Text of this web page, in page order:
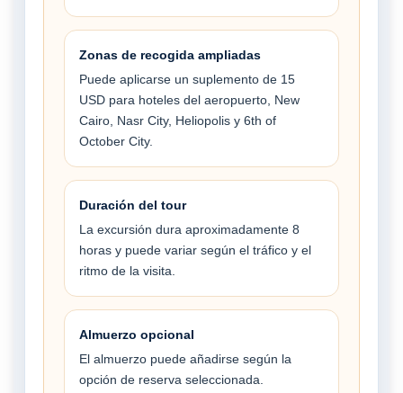
Zonas de recogida ampliadas
Puede aplicarse un suplemento de 15
USD para hoteles del aeropuerto, New
Cairo, Nasr City, Heliopolis y 6th of
October City.
Duración del tour
La excursión dura aproximadamente 8
horas y puede variar según el tráfico y el
ritmo de la visita.
Almuerzo opcional
El almuerzo puede añadirse según la
opción de reserva seleccionada.